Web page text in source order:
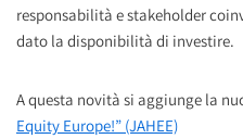
responsabilità e stakeholder
dato la disponibilità di investire.
A questa novità si aggiunge la
Equity Europe!” (JAHEE)